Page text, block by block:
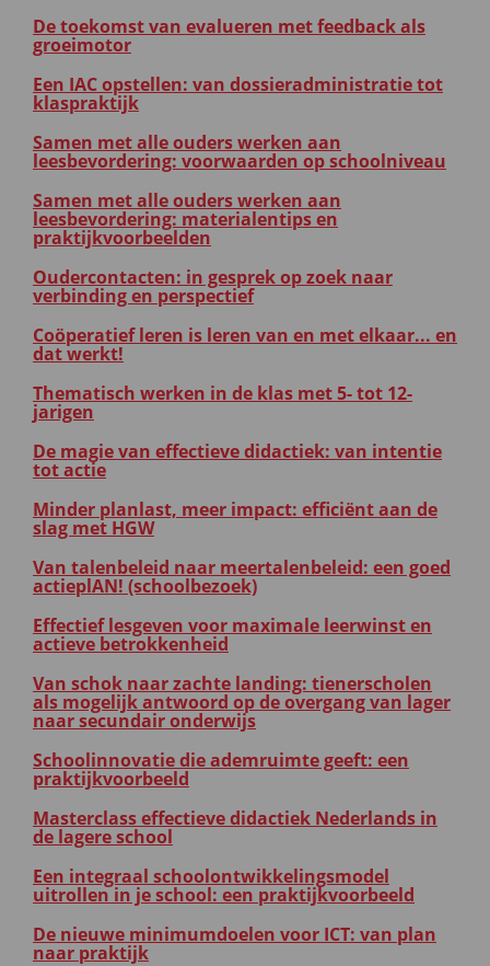
De toekomst van evalueren met feedback als
groeimotor
Een IAC opstellen: van dossieradministratie tot
klaspraktijk
Samen met alle ouders werken aan
leesbevordering: voorwaarden op schoolniveau
Samen met alle ouders werken aan
leesbevordering: materialentips en
praktijkvoorbeelden
Oudercontacten: in gesprek op zoek naar
verbinding en perspectief
Coöperatief leren is leren van en met elkaar... en
dat werkt!
Thematisch werken in de klas met 5- tot 12-
jarigen
De magie van effectieve didactiek: van intentie
tot actie
Minder planlast, meer impact: efficiënt aan de
slag met HGW
Van talenbeleid naar meertalenbeleid: een goed
actieplAN! (schoolbezoek)
Effectief lesgeven voor maximale leerwinst en
actieve betrokkenheid
Van schok naar zachte landing: tienerscholen
als mogelijk antwoord op de overgang van lager
naar secundair onderwijs
Schoolinnovatie die ademruimte geeft: een
praktijkvoorbeeld
Masterclass effectieve didactiek Nederlands in
de lagere school
Een integraal schoolontwikkelingsmodel
uitrollen in je school: een praktijkvoorbeeld
De nieuwe minimumdoelen voor ICT: van plan
naar praktijk